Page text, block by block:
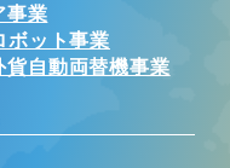
事業
ボット事業
貨自動両替機事業